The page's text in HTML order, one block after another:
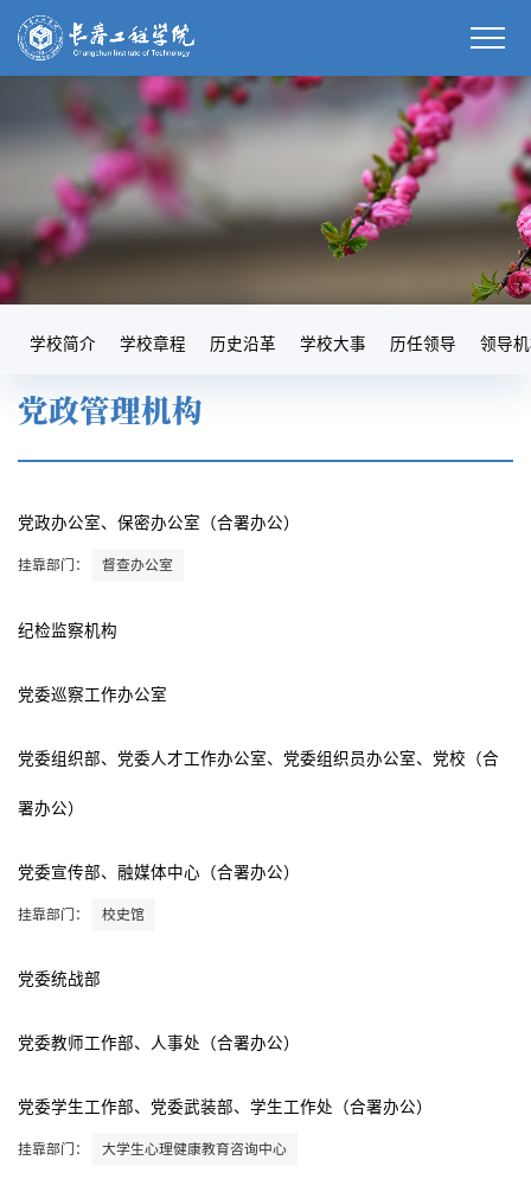
学校简介 学校章程 历史沿革 学校大事 历任领导 领导
党政管理机构
党政办公室、保密办公室（合署办公）
挂靠部门： 督查办公室
纪检监察机构
党委巡察工作办公室
党委组织部、党委人才工作办公室、党委组织员办公室、党校（合
署办公）
党委宣传部、融媒体中心（合署办公）
挂靠部门： 校史馆
党委统战部
党委教师工作部、人事处（合署办公）
党委学生工作部、党委武装部、学生工作处（合署办公）
挂靠部门： 大学生心理健康教育咨询中心